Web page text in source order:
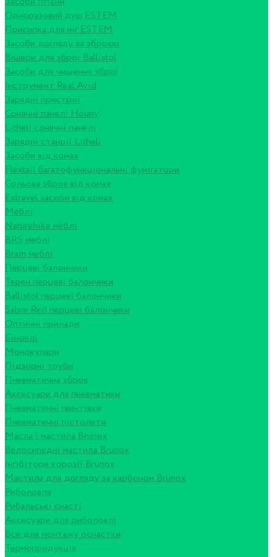
Одноразовий душ ESTEM
Присипка для ніг ESTEM
Засоби догляду за зброєю
Вішери для зброї Ballistol
Засоби для чищення зброї
Інструмент Real Avid
Зарядні пристрої
Сонячні панелі Houny
Litheli сонячні панелі
Зарядні станції Litheli
Засоби від комах
Flextail багатофункціональні фумігатори
Сольова зброя від комах
Extravel засоби від комах
Меблі
Naturehike меблі
BRS меблі
Brain меблі
Перцеві балончики
Терен перцеві балончики
Ballistol перцеві балончики
Sabre Red перцеві балончики
Оптичні прилади
Біноклі
Монокуляри
Підзорні труби
Пневматична зброя
Аксесуари для пневматики
Пневматичні гвинтівки
Пневматичні пістолети
Масла і мастила Brunox
Велосипедні мастила Brunox
Інгібітори корозії Brunox
Мастила для догляду за карбоном Brunox
Риболовля
Рибальські снасті
Аксесуари для риболовлі
Все для монтажу оснастки
Термопродукція